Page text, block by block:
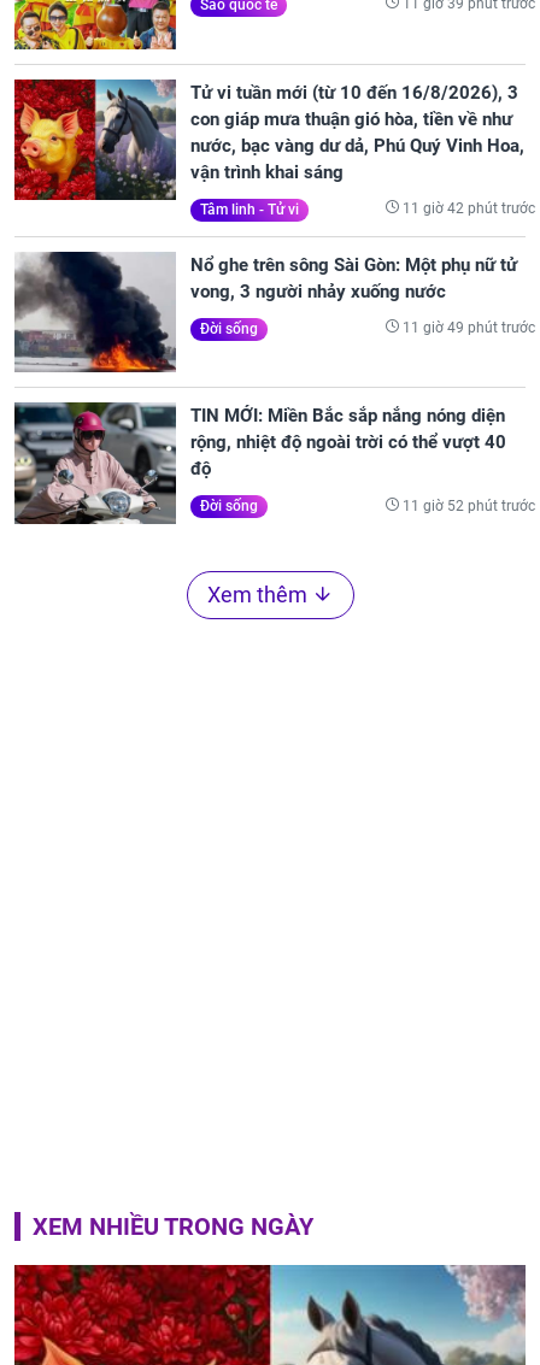
Sao quốc tế 11 giờ 39 phút trước
Tử vi tuần mới (từ 10 đến 16/8/2026), 3
con giáp mưa thuận gió hòa, tiền về như
nước, bạc vàng dư dả, Phú Quý Vinh Hoa,
vận trình khai sáng
Tâm linh - Tử vi 11 giờ 42 phút trước
Nổ ghe trên sông Sài Gòn: Một phụ nữ tử
vong, 3 người nhảy xuống nước
Đời sống 11 giờ 49 phút trước
TIN MỚI: Miền Bắc sắp nắng nóng diện
rộng, nhiệt độ ngoài trời có thể vượt 40
độ
Đời sống 11 giờ 52 phút trước
Xem thêm
XEM NHIỀU TRONG NGÀY